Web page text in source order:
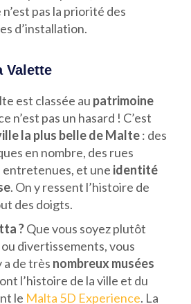
pas la priorité des
d’installation.
Valette
est classée au patrimoine
n’est pas un hasard ! C’est
la plus belle de Malte: des
en nombre, des rues
et une identité
. On y ressent l’histoire de
des doigts.
?Que vous soyez plutôt
divertissements, vous
a de très nombreux musées
l’histoire de la ville et du
le Malta 5D Experience. La